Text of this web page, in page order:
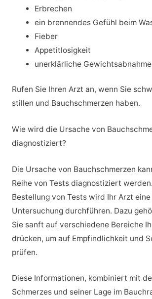
Erbrechen
ein brennendes Gefühl beim
Fieber
Appetitlosigkeit
unerklärliche Gewichtsabnahme
Rufen Sie Ihren Arzt an, wenn Sie
stillen und Bauchschmerzen haben.
Wie wird die Ursache von
diagnostiziert?
Die Ursache von Bauchschmerzen
Reihe von Tests diagnostiziert
Bestellung von Tests wird Ihr Arzt
Untersuchung durchführen. Dazu
Sie sanft auf verschiedene Bereiche
drücken, um auf Empfindlichkeit und
prüfen.
Diese Informationen, kombiniert mit
Schmerzes und seiner Lage im